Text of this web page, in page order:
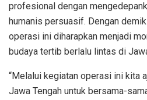
profesional dengan
humanis persuasif. Dengan
operasi ini diharapkan menjadi
budaya tertib berlalu lintas di
“Melalui kegiatan operasi ini kita
Jawa Tengah untuk bersama-